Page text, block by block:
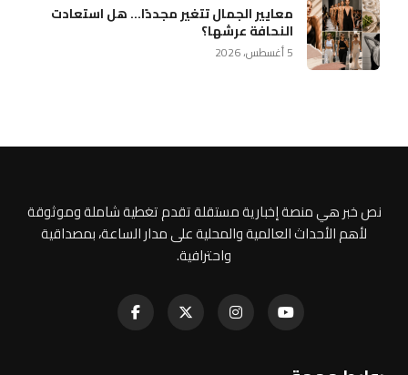
معايير الجمال تتغير مجددًا… هل استعادت
النحافة عرشها؟
5 أغسطس، 2026
نص خبر هي منصة إخبارية مستقلة تقدم تغطية شاملة وموثوقة
لأهم الأحداث العالمية والمحلية على مدار الساعة، بمصداقية
واحترافية.